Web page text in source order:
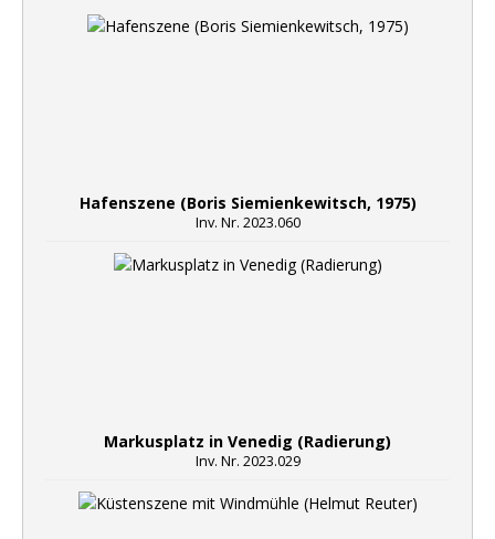
Hafenszene (Boris Siemienkewitsch, 1975)
Inv. Nr. 2023.060
Markusplatz in Venedig (Radierung)
Inv. Nr. 2023.029